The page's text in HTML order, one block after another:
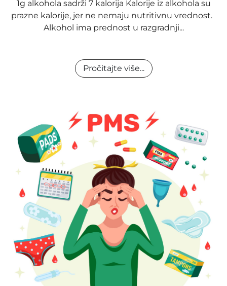
1g alkohola sadrži 7 kalorija Kalorije iz alkohola su
prazne kalorije, jer ne nemaju nutritivnu vrednost.
Alkohol ima prednost u razgradnji...
Pročitajte više...